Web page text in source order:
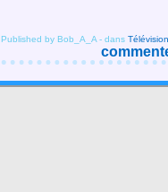
Published by Bob_A_A - dans